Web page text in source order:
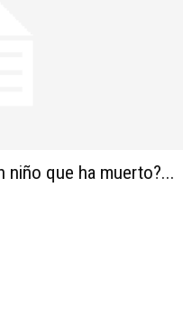
niño que ha muerto?...